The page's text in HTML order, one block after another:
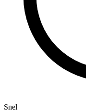
Snel